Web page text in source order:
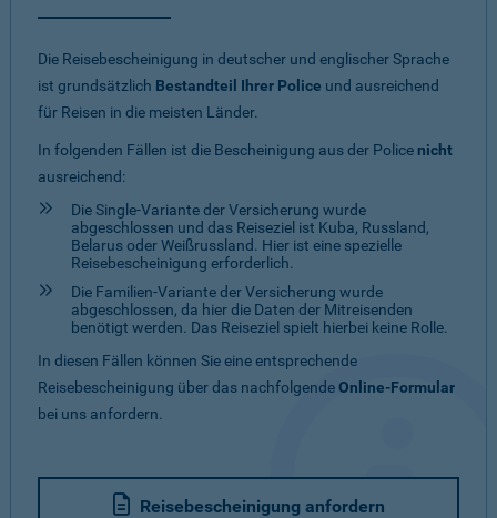
Die Reisebescheinigung in deutscher und englischer Sprache
ist grundsätzlich Bestandteil Ihrer Police und ausreichend
für Reisen in die meisten Länder.
In folgenden Fällen ist die Bescheinigung aus der Police nicht
ausreichend:
Die Single-Variante der Versicherung wurde
abgeschlossen und das Reiseziel ist Kuba, Russland,
Belarus oder Weißrussland. Hier ist eine spezielle
Reisebescheinigung erforderlich.
Die Familien-Variante der Versicherung wurde
abgeschlossen, da hier die Daten der Mitreisenden
benötigt werden. Das Reiseziel spielt hierbei keine Rolle.
In diesen Fällen können Sie eine entsprechende
Reisebescheinigung über das nachfolgendeOnline-Formular
bei uns anfordern.
Reisebescheinigung anfordern